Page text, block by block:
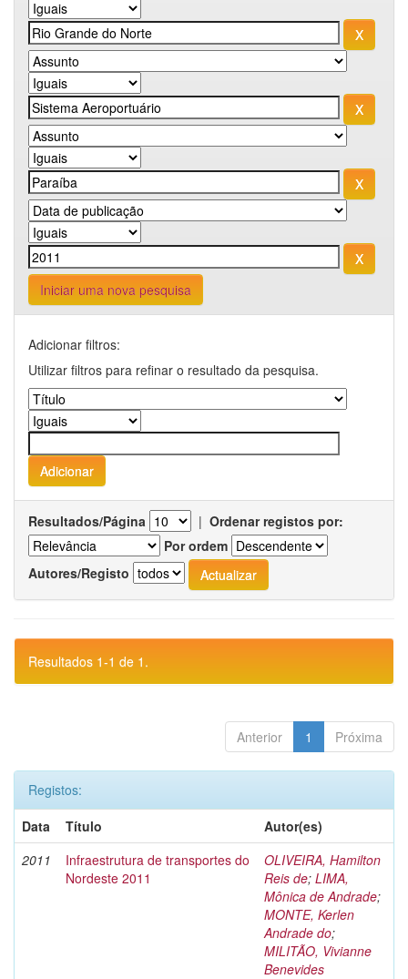
Iniciar uma nova pesquisa
Adicionar filtros:
Utilizar filtros para refinar o resultado da pesquisa.
Resultados/Página | Ordenar registos por:
Por ordem
Autores/Registo
Resultados 1-1 de 1.
Anterior 1 Próxima
Registos:
Data
Título
Autor(es)
2011
Infraestrutura de transportes do
Nordeste 2011
OLIVEIRA, Hamilton
Reis de; LIMA,
Mônica de Andrade;
MONTE, Kerlen
Andrade do;
MILITÃO, Vivianne
Benevides